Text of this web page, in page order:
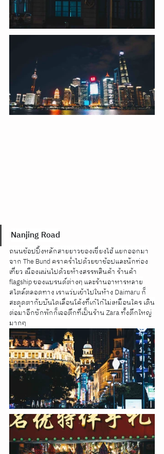
Nanjing Road
ถนนช้อปปิ้งหลักสายยาวของเซี่ยงไฮ้ แยกออกมา
จาก The Bund คราคร่ำไปด้วยขาช้อปและนักท่อง
เที่ยว เนืองแน่นไปด้วยห้างสรรพสินค้า ร้านค้า
flagship ของแบรนด์ต่างๆ และร้านอาหารหลาย
สไตล์ตลอดทาง เราแว่บเข้าไปในห้าง Daimaru ก็
สะดุดตากับบันไดเลื่อนโค้งที่เก๋ไก๋ไม่เหมือนใคร เดิน
ต่อมาอีกซักพักก็เจอตึกที่เป็นร้าน Zara ทั้งตึกใหญ่
มากๆ